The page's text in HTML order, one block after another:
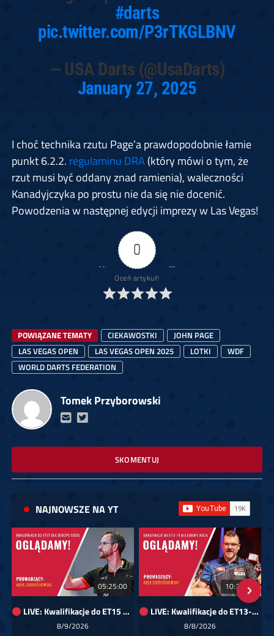
#darts
pic.twitter.com/P3rTKGLBNV
— USA Darts (@UsaDarts)
January 27, 2025
I choć technika rzutu Page’a prawdopodobnie łamie
punkt 6.2.2. regulaminu DRA(który mówi o tym, że
rzut musi być oddany znad ramienia), waleczności
Kanadyjczyka po prostu nie da się nie docenić.
Powodzenia w następnej edycji imprezy w Las Vegas!
0
Oceń artykuł!
POWIĄZANE TEMATY CIEKAWOSTKI
JOHN PAGE
LAS VEGAS OPEN
LAS VEGAS OPEN 2025 LOTKI
WDF
WORLD DARTS FEDERATION
Tomek Przyborowski
SKOMENTUJ
NAJNOWSZE NA YT
05:25:00
LIVE: Kwalifikacje do ET15 dla Europy Wschodniej
8/9/2026
10:35:29
LIVE: Kwalifikacje do ET13-14 dla Europy Wschodniej
8/8/2026